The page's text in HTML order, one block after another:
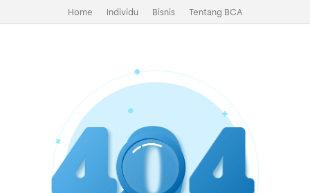
Home Individu Bisnis Tentang BCA